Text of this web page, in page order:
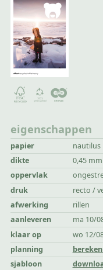
eigenschappen
papier
nautilus
dikte
0,45 mm
oppervlak
druk
recto /
afwerking
rillen
aanleveren
ma 10/
klaar op
wo 12/
planning
sjabloon